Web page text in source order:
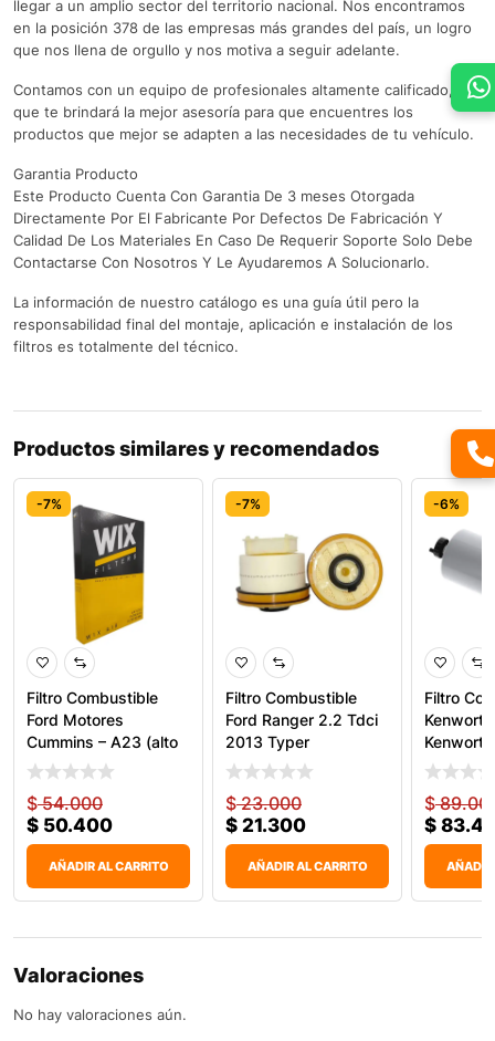
llegar a un amplio sector del territorio nacional. Nos encontramos
en la posición 378 de las empresas más grandes del país, un logro
que nos llena de orgullo y nos motiva a seguir adelante.
Contamos con un equipo de profesionales altamente calificado,
que te brindará la mejor asesoría para que encuentres los
productos que mejor se adapten a las necesidades de tu vehículo.
Garantia Producto
Este Producto Cuenta Con Garantia De 3 meses Otorgada
Directamente Por El Fabricante Por Defectos De Fabricación Y
Calidad De Los Materiales En Caso De Requerir Soporte Solo Debe
Contactarse Con Nosotros Y Le Ayudaremos A Solucionarlo.
La información de nuestro catálogo es una guía útil pero la
responsabilidad final del montaje, aplicación e instalación de los
filtros es totalmente del técnico.
Productos similares y recomendados
-7%
Filtro Combustible
Ford Motores
Cummins – A23 (alto
$54.000
$ 50.400
AÑADIR AL CARRITO
-7%
Filtro Combustible
Ford Ranger 2.2 Tdci
2013 Typer
$23.000
$ 21.300
AÑADIR AL CARRITO
-6%
Filtro
33406
$
$
AÑADIR
Valoraciones
No hay valoraciones aún.